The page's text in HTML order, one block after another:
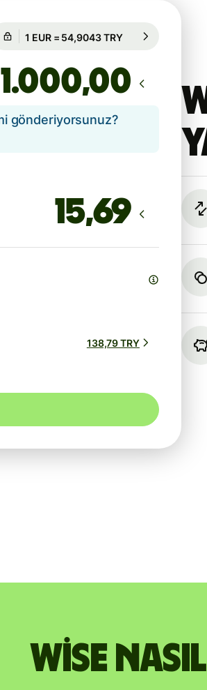
95 sa. için garanti edilir
,00
gönderiyorsunuz?
138,79 TRY
Wise